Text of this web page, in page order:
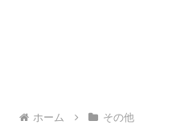
ホーム その他